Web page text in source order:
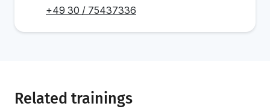
+49 30 / 75437336
Related trainings